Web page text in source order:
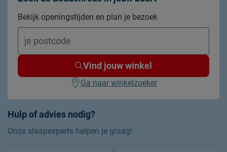
Hulp of advies nodig?
Onze slaapexperts helpen je graag!
Bekijk openingstijden en plan je bezoek
Vind jouw winkel
Ga naar winkelzoeker